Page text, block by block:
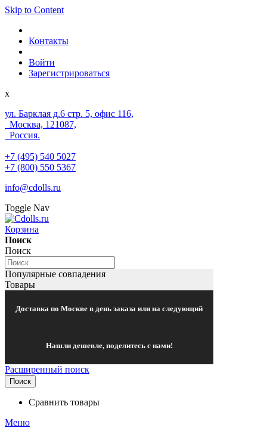
Skip to Content
Контакты
Войти
Зарегистрироваться
x
ул. Барклая д.6 стр. 5, офис 116,
Москва, 121087,
Россия.
+7 (495) 540 5027
+7 (800) 550 5367
info@cdolls.ru
Toggle Nav
Корзина
Поиск
Поиск
Популярные совпадения
Товары
Доставка по Москве в день заказа или на следующий
Нашли дешевле, поделитесь с нами!
Расширенный поиск
Поиск
Сравнить товары
Меню